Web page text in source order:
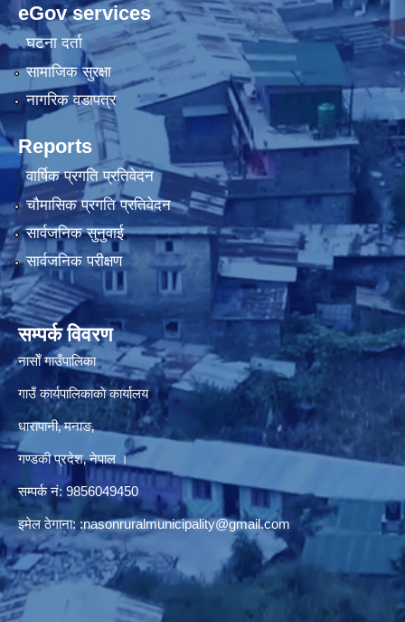
eGov services
घटना दर्ता
सामाजिक सुरक्षा
नागरिक वडापत्र
Reports
वार्षिक प्रगति प्रतिवेदन
चौमासिक प्रगति प्रतिवेदन
सार्वजनिक सुनुवाई
सार्वजनिक परीक्षण
सम्पर्क विवरण
नासाेँ गाउँपालिका
गाउँ कार्यपालिकाकाे कार्यालय
धारापानी‚ मनाङ‚
गण्डकी प्रदेश‚ नेपाल ।
सम्पर्क न‌ं‍: 9856049450
इमेल ठेगाना: :nasonruralmunicipality@gmail.com